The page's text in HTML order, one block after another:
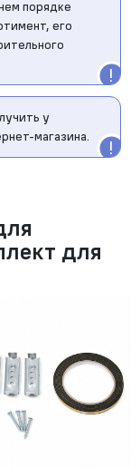
порядке
его
у
магазина.
для